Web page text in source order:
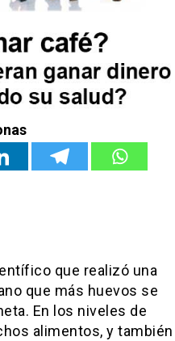
que realizó una
que más huevos se
En los niveles de
alimentos, y también